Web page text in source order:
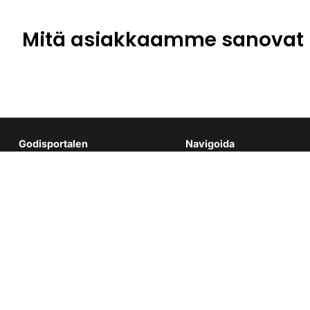
Mitä asiakkaamme sanovat
Godisportalen
Navigoida